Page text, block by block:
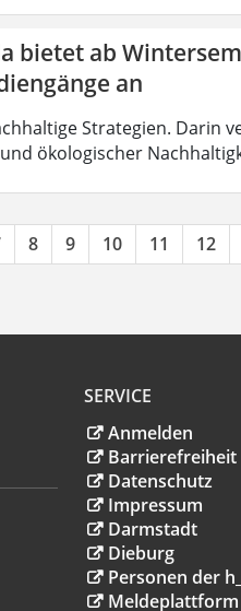
bietet ab
an
Strategien. Darin
ökologischer
8 9 10 11 12
SERVICE
Anmelden
Barrierefreiheit
Datenschutz
Impressum
Darmstadt
Dieburg
Personen der
Meldeplattform